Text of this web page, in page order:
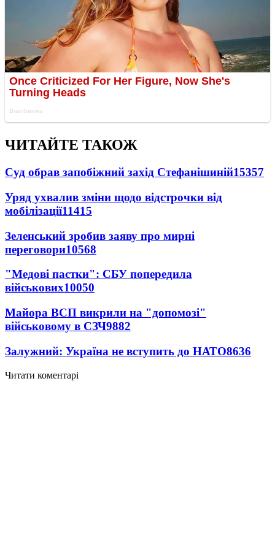
ЧИТАЙТЕ ТАКОЖ
Суд обрав запобіжний захід Стефанішиній15357
Уряд ухвалив зміни щодо відстрочки від
мобілізації11415
Зеленський зробив заяву про мирні
переговори10568
"Медові пастки": СБУ попередила
військових10050
Майора ВСП викрили на "допомозі"
військовому в СЗЧ9882
Залужний: Україна не вступить до НАТО8636
Читати коментарі